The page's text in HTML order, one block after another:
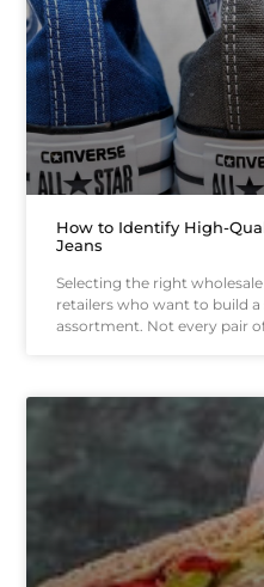
How to Identify High-
Jeans
Selecting the right
retailers who want to build
assortment. Not every pair